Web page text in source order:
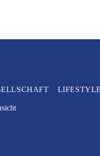
LIFESTYLE